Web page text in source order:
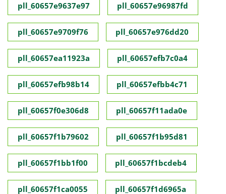
pll_60657e9637e97 pll_60657e96987fd
pll_60657e9709f76 pll_60657e976dd20
pll_60657ea11923a pll_60657efb7c0a4
pll_60657efb98b14 pll_60657efbb4c71
pll_60657f0e306d8 pll_60657f11ada0e
pll_60657f1b79602 pll_60657f1b95d81
pll_60657f1bb1f00 pll_60657f1bcdeb4
pll_60657f1ca0055 pll_60657f1d6965a